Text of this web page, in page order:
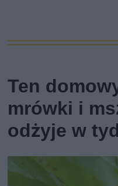
Ten
mrówki i
odżyje w